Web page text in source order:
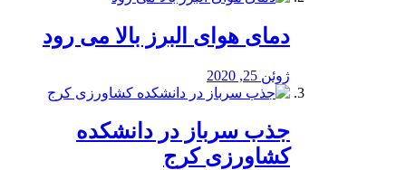
دمای هوای البرز بالا می رود
ژوئن 25, 2020
جذب سرباز در دانشکده
کشاورزی کرج